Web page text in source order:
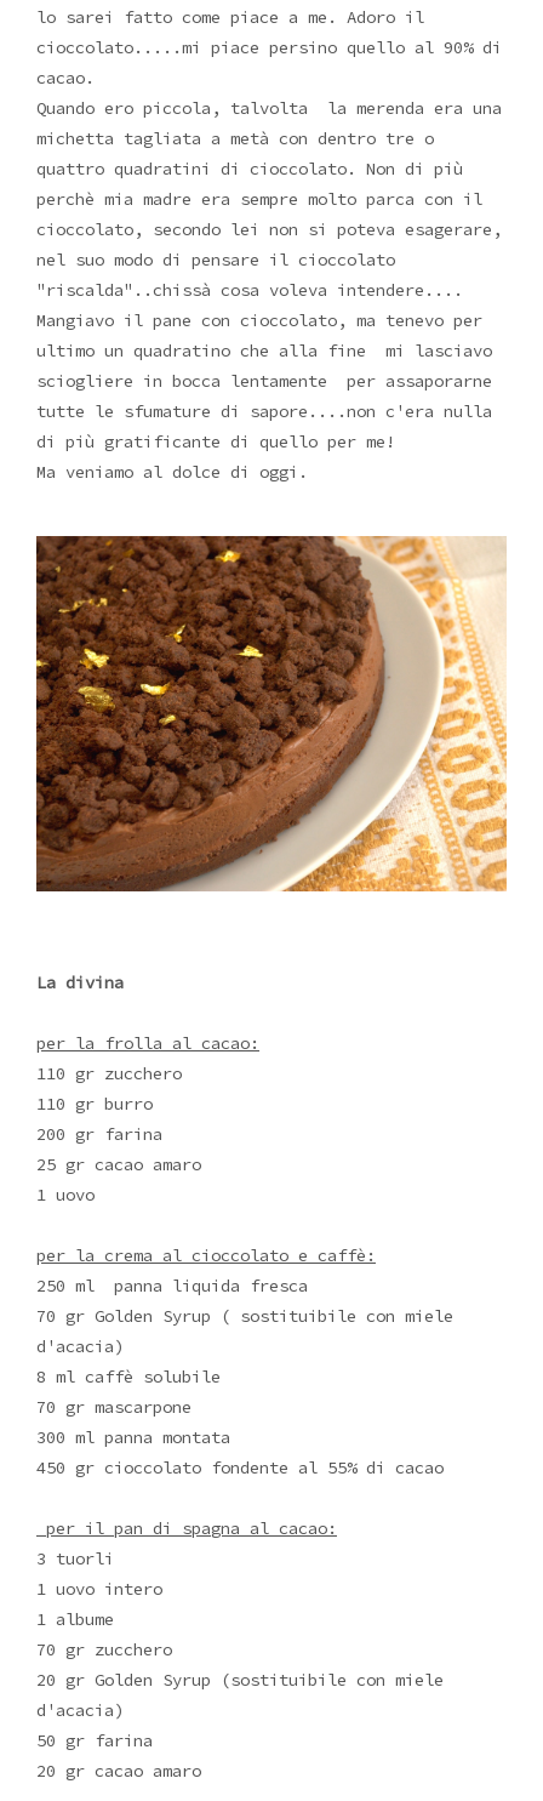
lo sarei fatto come piace a me. Adoro il
cioccolato.....mi piace persino quello al 90% di
cacao.
Quando ero piccola, talvolta la merenda era una
michetta tagliata a metà con dentro tre o
quattro quadratini di cioccolato. Non di più
perchè mia madre era sempre molto parca con il
cioccolato, secondo lei non si poteva esagerare,
nel suo modo di pensare il cioccolato
"riscalda"..chissà cosa voleva intendere....
Mangiavo il pane con cioccolato, ma tenevo per
ultimo un quadratino che alla fine mi lasciavo
sciogliere in bocca lentamente per assaporarne
tutte le sfumature di sapore....non c'era nulla
di più gratificante di quello per me!
Ma veniamo al dolce di oggi.
La divina
per la frolla al cacao:
110 gr zucchero
110 gr burro
200 gr farina
25 gr cacao amaro
1 uovo
per la crema al cioccolato e caffè:
250 ml panna liquida fresca
70 gr Golden Syrup ( sostituibile con miele
d'acacia)
8 ml caffè solubile
70 gr mascarpone
300 ml panna montata
450 gr cioccolato fondente al 55% di cacao
per il pan di spagna al cacao:
3 tuorli
1 uovo intero
1 albume
70 gr zucchero
20 gr Golden Syrup (sostituibile con miele
d'acacia)
50 gr farina
20 gr cacao amaro